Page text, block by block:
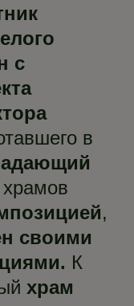
с
в
,
своими
К
храм